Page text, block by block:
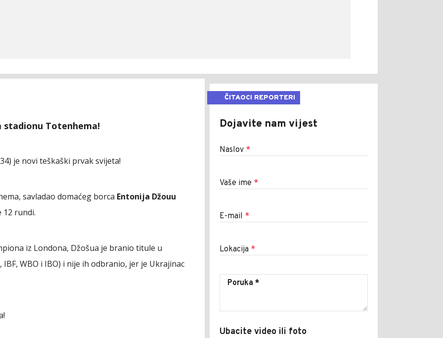
Totenhema!
je novi teškaški prvak svijeta!
savladao domaćeg borca Entonija Džouu
12 rundi.
iz Londona, Džošua je branio titule u
WBO i IBO) i nije ih odbranio, jer je Ukrajinac
ČITAOCI REPORTERI
Dojavite nam vijest
Naslov *
Vaše ime *
E-mail *
Lokacija *
Ubacite video ili foto